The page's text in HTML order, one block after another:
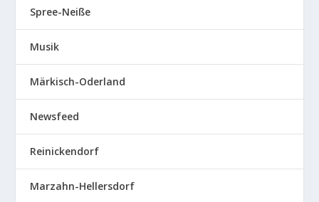
Spree-Neiße
Musik
Märkisch-Oderland
Newsfeed
Reinickendorf
Marzahn-Hellersdorf